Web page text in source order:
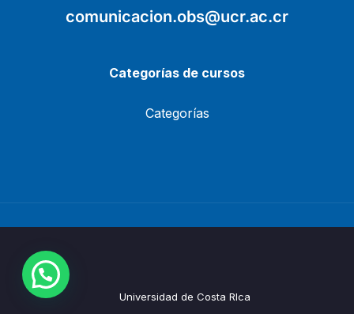
comunicacion.obs@ucr.ac.cr
Categorías de cursos
Categorías
Universidad de Costa RIca